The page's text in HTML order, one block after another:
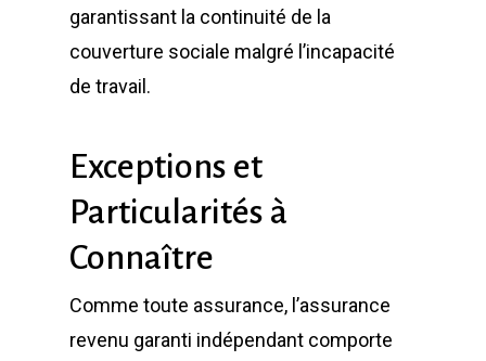
garantissant la continuité de la
couverture sociale malgré l’incapacité
de travail.
Exceptions et
Particularités à
Connaître
Comme toute assurance, l’assurance
revenu garanti indépendant comporte